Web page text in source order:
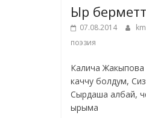
Ыр
07.08.2014
поэзия
Калича
каччу болдум, Сиз
Сырдаша албай,
ырыма